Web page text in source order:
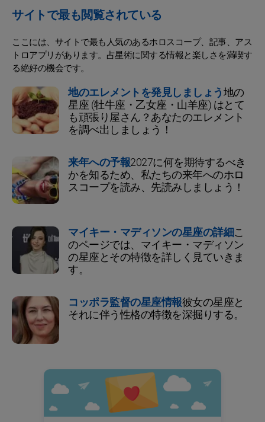
サイトで最も閲覧されている
ここには、サイトで最も人気のあるホロスコープ、記事、アス
トロアプリがあります。占星術に関する情報と楽しさを満喫す
る絶好の機会です。
地のエレメントを発見しましょう地の
星座 (牡牛座・乙女座・山羊座) はとて
も頑張り屋さん？あなたのエレメント
を調べ出しましょう！
来年への予報2027に何を期待するべき
かを知るため、私たちの来年へのホロ
スコープを読み、先読みしましょう！
マイキー・マディソンの星座の詳細こ
のページでは、マイキー・マディソン
の星座とその特徴を詳しく見ていきま
す。
コッポラ監督の星座情報彼女の星座と
それに伴う性格の特徴を深掘りする。